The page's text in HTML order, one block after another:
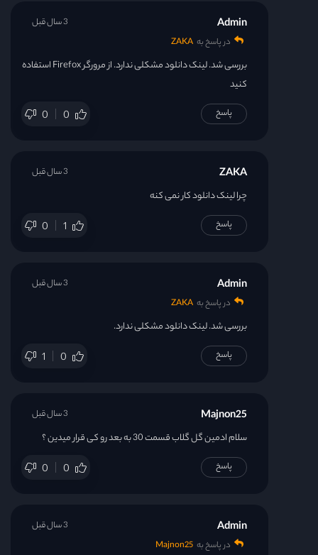
Admin
در پاسخ به ZAKA
بررسی شد. لینک دانلود مشکلی ندارد. از مرورگر Firefox استفاده
کنید
0 0
3 سال قبل
پاسخ
ZAKA
چرا لینک دانلود کار نمی کنه
0 1
3 سال قبل
پاسخ
Admin
در پاسخ به ZAKA
بررسی شد. لینک دانلود مشکلی ندارد.
1 0
3 سال قبل
پاسخ
Majnon25
سلام ادمین گل گلاب قسمت 30 به بعد رو کی قرار میدین ؟
0 0
3 سال قبل
پاسخ
Admin
در پاسخ به Majnon25
3 سال قبل